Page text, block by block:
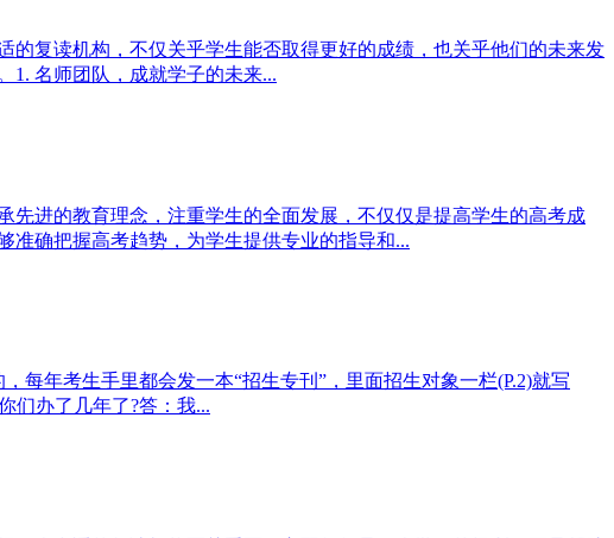
复读机构，不仅关乎学生能否取得更好的成绩，也关乎他们的未来发
1. 名师团队，成就学子的未来...
进的教育理念，注重学生的全面发展，不仅仅是提高学生的高考成
准确把握高考趋势，为学生提供专业的指导和...
每年考生手里都会发一本“招生专刊”，里面招生对象一栏(P.2)就写
们办了几年了?答：我...